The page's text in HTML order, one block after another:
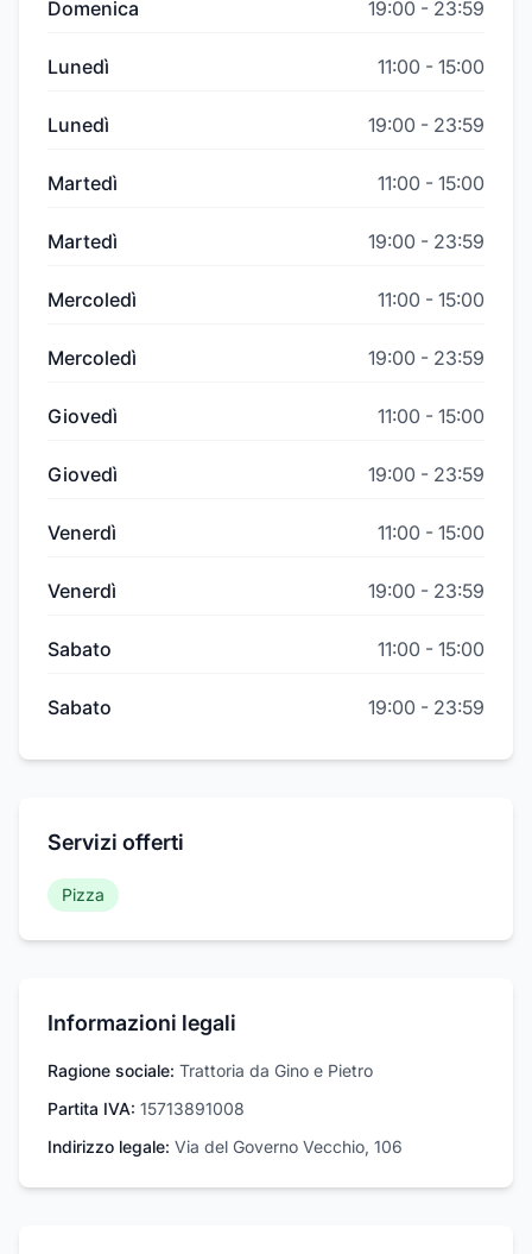
Domenica 19:00 - 23:59
Lunedì 11:00 - 15:00
Lunedì 19:00 - 23:59
Martedì 11:00 - 15:00
Martedì 19:00 - 23:59
Mercoledì 11:00 - 15:00
Mercoledì 19:00 - 23:59
Giovedì 11:00 - 15:00
Giovedì 19:00 - 23:59
Venerdì 11:00 - 15:00
Venerdì 19:00 - 23:59
Sabato 11:00 - 15:00
Sabato 19:00 - 23:59
Servizi offerti
Pizza
Informazioni legali
Ragione sociale: Trattoria da Gino e Pietro
Partita IVA: 15713891008
Indirizzo legale: Via del Governo Vecchio, 106